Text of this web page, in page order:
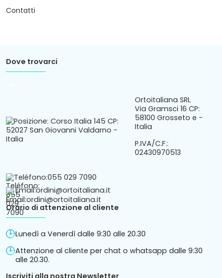
Contatti
Dove trovarci
Ortoitaliana SRL
Via Gramsci 16 CP:
58100 Grosseto e -
Italia
P.IVA/C.F.:
02430970513
Teléfono:055 029 7090
Email:ordini@ortoitaliana.it
Orario di attenzione al cliente
Lunedì a Venerdì dalle 9:30 alle 20.30
Attenzione al cliente per chat o whatsapp dalle 9:30
alle 20.30.